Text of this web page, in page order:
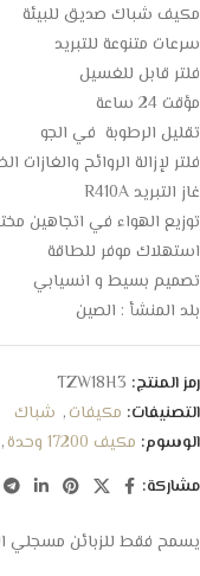
مكيف شباك صديق للبيئة
سرعات متنوعة للتبريد
فلتر قابل للغسيل
مؤقت 24 ساعة
تقليل الرطوبة في الجو
فلتر لإزالة الروائح والغازات
غاز التبريد R410A
توزيع الهواء في اتجاهين
استهلاك موفر للطاقة
تصميم بسيط و انسيابي
بلد المنشأ : الصين
رمز المنتج: TZW18H3
التصنيفات: مكيفات, شباك
الوسوم: مكيف 17200 وحدة ,
مشاركة:
يسمح فقط للزبائن مسجلي